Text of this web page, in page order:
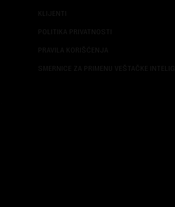
KLIJENTI
POLITIKA PRIVATNOSTI
PRAVILA KORIŠĆENJA
SMERNICE ZA PRIMENU VEŠTAČKE